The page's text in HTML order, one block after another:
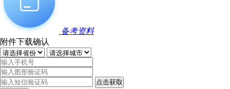
备考资料
附件下载确认
点击获取